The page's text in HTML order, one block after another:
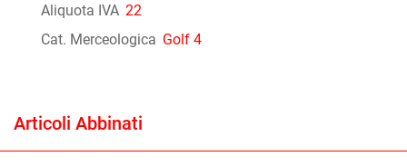
Aliquota IVA 22
Cat. Merceologica Golf 4
Articoli Abbinati